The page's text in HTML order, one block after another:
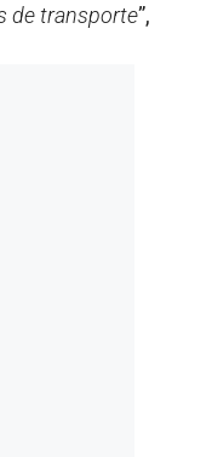
de transporte”,